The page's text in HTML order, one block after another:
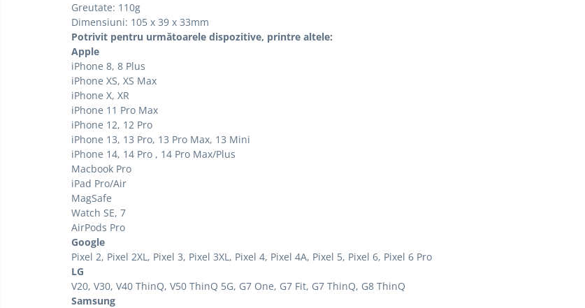
Greutate: 110g
Dimensiuni: 105 x 39 x 33mm
Potrivit pentru următoarele dispozitive, printre altele:
Apple
iPhone 8, 8 Plus
iPhone XS, XS Max
iPhone X, XR
iPhone 11 Pro Max
iPhone 12, 12 Pro
iPhone 13, 13 Pro, 13 Pro Max, 13 Mini
iPhone 14, 14 Pro , 14 Pro Max/Plus
Macbook Pro
iPad Pro/Air
MagSafe
Watch SE, 7
AirPods Pro
Google
Pixel 2, Pixel 2XL, Pixel 3, Pixel 3XL, Pixel 4, Pixel 4A, Pixel 5, Pixel 6, Pixel 6 Pro
LG
V20, V30, V40 ThinQ, V50 ThinQ 5G, G7 One, G7 Fit, G7 ThinQ, G8 ThinQ
Samsung